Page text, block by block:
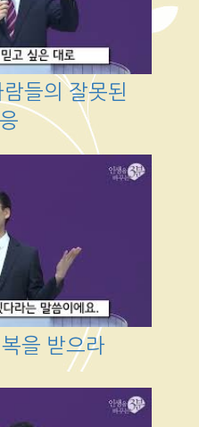
들의 잘못된
을 받으라